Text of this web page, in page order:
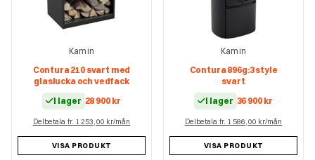
Kamin
Contura 210 svart med
glaslucka och vedfack
I lager 28 900 kr
Delbetala fr. 1 253,00 kr/mån
VISA PRODUKT
Kamin
Contura 896g:3 style
svart
I lager 36 900 kr
Delbetala fr. 1 586,00 kr/mån
VISA PRODUKT